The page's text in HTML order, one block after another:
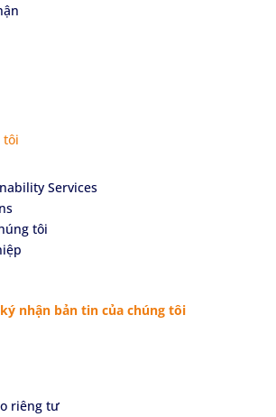
tôi
Services
tôi
nhận bản tin của chúng tôi
riêng tư